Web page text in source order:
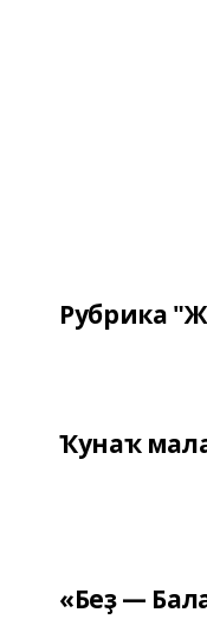
Рубрика
Ҡунаҡ
«Беҙ —